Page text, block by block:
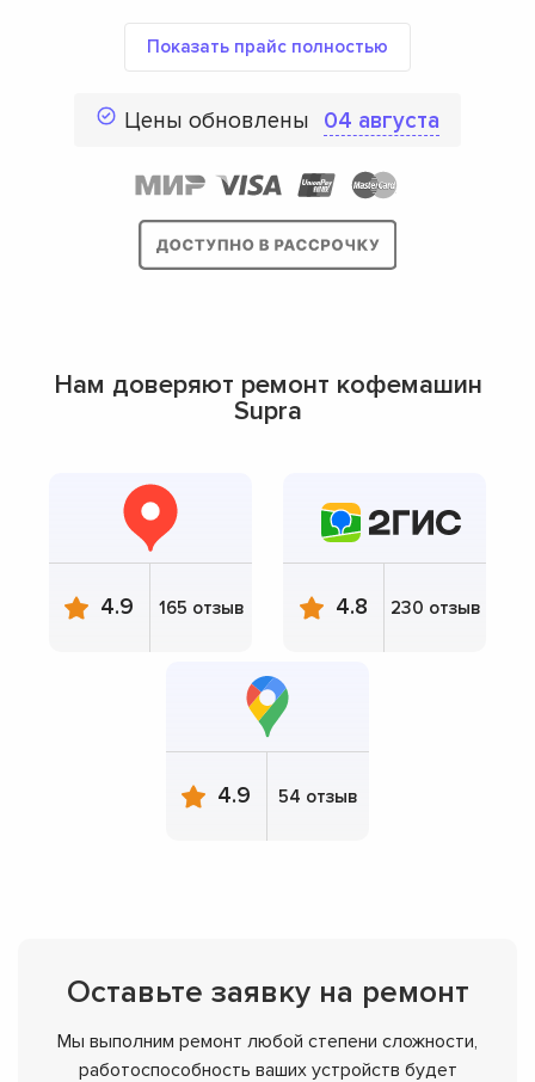
Показать прайс полностью
Цены обновлены 04 августа
Нам доверяют ремонт кофемашин
Supra
4.9 165 отзыв 4.8 230 отзыв
4.9 54 отзыв
Оставьте заявку на ремонт
Мы выполним ремонт любой степени сложности,
работоспособность ваших устройств будет